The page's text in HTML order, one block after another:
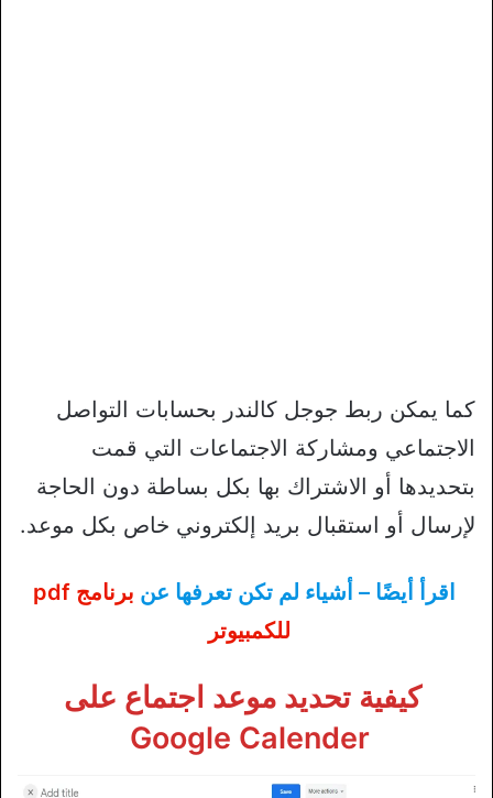
كما يمكن ربط جوجل كالندر بحسابات التواصل
الاجتماعي ومشاركة الاجتماعات التي قمت
بتحديدها أو الاشتراك بها بكل بساطة دون الحاجة
لإرسال أو استقبال بريد إلكتروني خاص بكل موعد.
اقرأ أيضًا – أشياء لم تكن تعرفها عن
برنامج pdf
للكمبيوتر
كيفية تحديد موعد اجتماع على
Google Calender